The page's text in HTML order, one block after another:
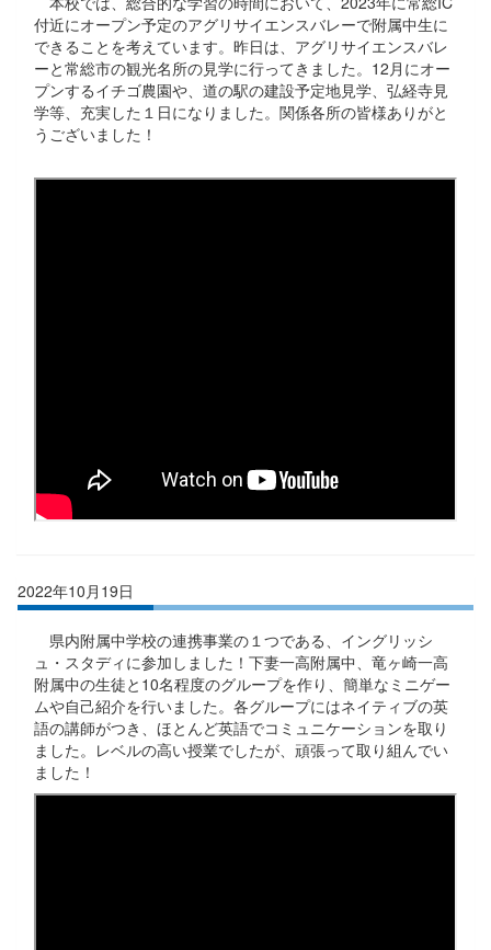
付近にオープン予定のアグリサイエンスバレーで附属中生に
できることを考えています。昨日は、アグリサイエンスバレ
ーと常総市の観光名所の見学に行ってきました。12月にオー
プンするイチゴ農園や、道の駅の建設予定地見学、弘経寺見
学等、充実した１日になりました。関係各所の皆様ありがと
うございました！
2022年10月19日
県内附属中学校の連携事業の１つである、イングリッシ
ュ・スタディに参加しました！下妻一高附属中、竜ヶ崎一高
附属中の生徒と10名程度のグループを作り、簡単なミニゲー
ムや自己紹介を行いました。各グループにはネイティブの英
語の講師がつき、ほとんど英語でコミュニケーションを取り
ました。レベルの高い授業でしたが、頑張って取り組んでい
ました！